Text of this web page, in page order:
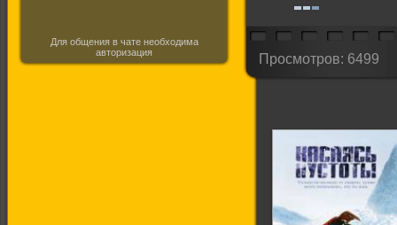
Для общения в чате необходима
авторизация
Просмотров: 6499